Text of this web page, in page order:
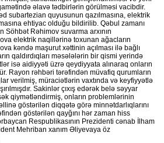
əlavə tədbirlərin görülməsi vacibdir.
subartezian quyusunun qazılmasına, elektrik
ehtiyac olduğu bildirilib. Qəbul zamanı
Söhbət Rəhimov suvarma arxının
elektrik naqillərinə toxunan ağacların
kəndə maşurut xəttinin açılması ilə bağlı
qaldırdıqları məsələlərin bir qismi yerində
isə aidiyyəti üzrə qeydiyyata alınaraq onların
Rayon rəhbəri tərəfindən müvafiq qurumların
verilmiş, müraciətlərin vaxtında və keyfiyyətlə
Sakinlər çıxış edərək belə səyyar
qiymətləndirmiş, onların problemlərinin
göstərilən diqqətə görə minnətdarlıqlarını
göstərilən qayğını hər zaman hiss
Respublikasının Prezidenti cənab İlham
Mehriban xanım Əliyevaya öz